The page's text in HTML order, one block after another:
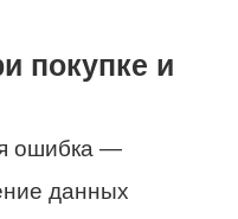
покупке и
ошибка —
данных